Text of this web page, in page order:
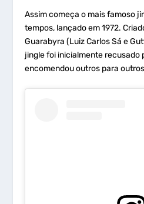
Assim começa o mais famoso
tempos, lançado em 1972.
Guarabyra (Luiz Carlos Sá e
jingle foi inicialmente recusado
encomendou outros para